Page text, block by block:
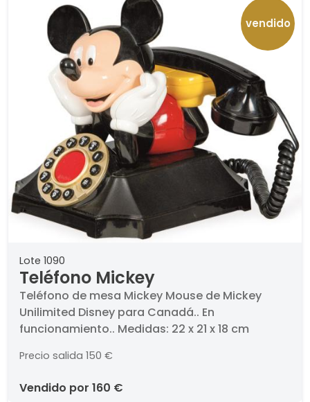
vendido
Lote 1090
Teléfono Mickey
Teléfono de mesa Mickey Mouse de Mickey
Unilimited Disney para Canadá.. En
funcionamiento.. Medidas: 22 x 21 x 18 cm
Precio salida 150 €
vendido por 160 €